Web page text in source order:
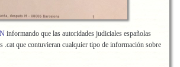
informando que las autoridades judiciales españolas
.cat que contuvieran cualquier tipo de información sobre